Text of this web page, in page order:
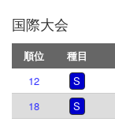
国際大会
順位 種目
12
S
18
S